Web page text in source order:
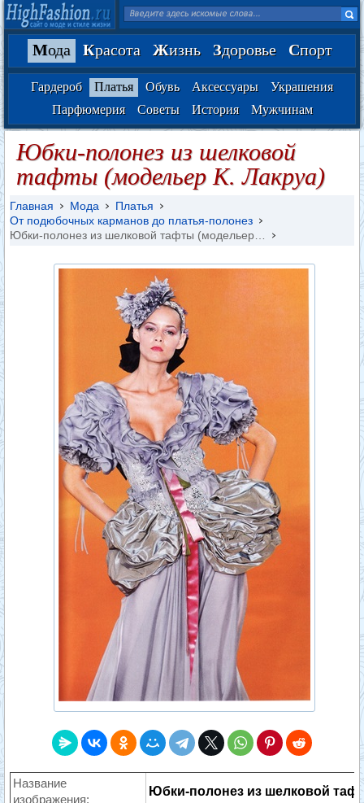
Мода Красота Жизнь Здоровье Спорт
Гардероб Платья Обувь Аксессуары
Украшения
Парфюмерия
Советы История Мужчинам
Юбки-полонез из шелковой
тафты (модельер К. Лакруа)
Главная Мода
Платья
От подюбочных карманов до платья-полонез
Юбки-полонез из шелковой тафты (модельер…
Название
изображения:
Юбки-полонез из шелковой